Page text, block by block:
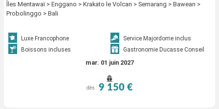
Îles Mentawaï > Enggano > Krakato le Volcan > Semarang > Bawean >
Probolinggo > Bali
Luxe Francophone
Service Majordome inclus
Boissons incluses
Gastronomie Ducasse Conseil
mar. 01 juin 2027
dès 9 150 €